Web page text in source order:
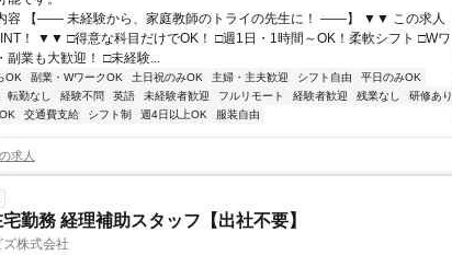
容 【―― 未経験から、家庭教師のトライの先生に！ ――】 ▼▼ この求人
！ ▼▼ □得意な科目だけでOK！ □週1日・1時間～OK！柔軟シフト □Wワ
副業も大歓迎！ □未経験...
OK 副業・WワークOK 土日祝のみOK 主婦・主夫歓迎 シフト自由
平日のみOK
転勤なし 経験不問 英語 未経験者歓迎 フルリモート 経験者歓迎 残業なし
研修あり
交通費支給 シフト制 週4日以上OK 服装自由
求人
勤務 経理補助スタッフ【出社不要】
ズ株式会社